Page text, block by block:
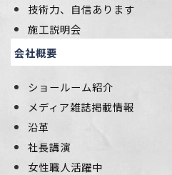
技術力、自信あります
施工説明会
会社概要
ショールーム紹介
メディア雑誌掲載情報
沿革
社長講演
女性職人活躍中